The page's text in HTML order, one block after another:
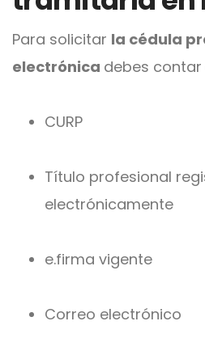
Para solicitar la cédula
electrónica debes contar
CURP
Título profesional
electrónicamente
e.firma vigente
Correo electrónico